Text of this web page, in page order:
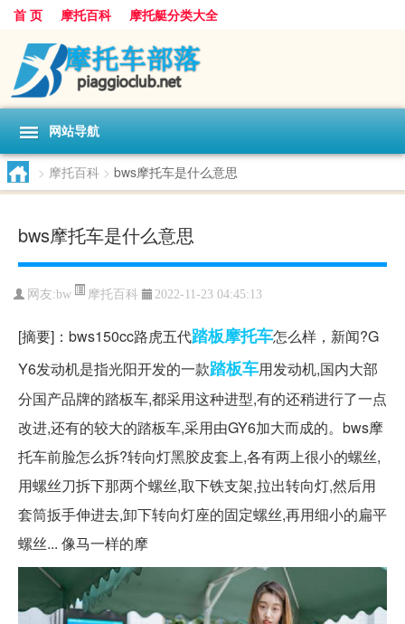
首 页 摩托百科 摩托艇分类大全
网站导航
> 摩托百科 > bws摩托车是什么意思
bws摩托车是什么意思
网友:bw 摩托百科 2022-11-23 04:45:13
[摘要]：bws150cc路虎五代踏板摩托车怎么样，新闻?G
Y6发动机是指光阳开发的一款踏板车用发动机,国内大部
分国产品牌的踏板车,都采用这种进型,有的还稍进行了一点
改进,还有的较大的踏板车,采用由GY6加大而成的。bws摩
托车前脸怎么拆?转向灯黑胶皮套上,各有两上很小的螺丝,
用螺丝刀拆下那两个螺丝,取下铁支架,拉出转向灯,然后用
套筒扳手伸进去,卸下转向灯座的固定螺丝,再用细小的扁平
螺丝... 像马一样的摩